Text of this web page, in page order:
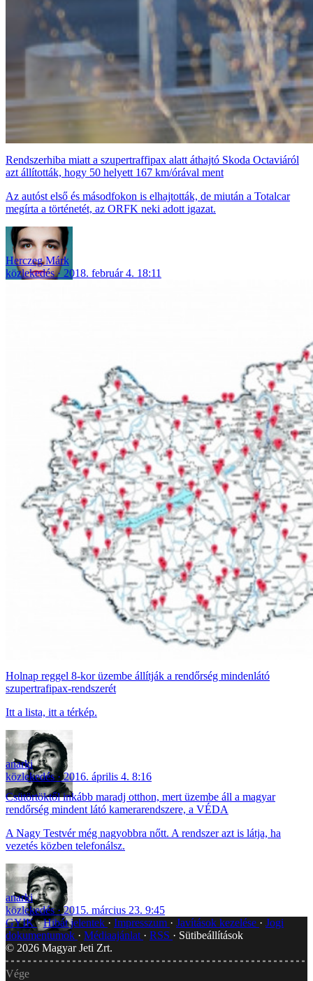
Rendszerhiba miatt a szupertraffipax alatt áthajtó Skoda Octaviáról
azt állították, hogy 50 helyett 167 km/órával ment
Az autóst első és másodfokon is elhajtották, de miután a Totalcar
megírta a történetét, az ORFK neki adott igazat.
Herczeg Márk
közlekedés
2018. február 4. 18:11
Holnap reggel 8-kor üzembe állítják a rendőrség mindenlátó
szupertrafipax-rendszerét
Itt a lista, itt a térkép.
anarki
közlekedés
2016. április 4. 8:16
Csütörtöktől inkább maradj otthon, mert üzembe áll a magyar
rendőrség mindent látó kamerarendszere, a VÉDA
A Nagy Testvér még nagyobbra nőtt. A rendszer azt is látja, ha
vezetés közben telefonálsz.
anarki
közlekedés
2015. március 23. 9:45
GYIK Hibát jelentek Impresszum Javítások kezelése
Jogi
dokumentumok
Médiaajánlat RSS
Sütibeállítások
© 2026 Magyar Jeti Zrt.
Vége